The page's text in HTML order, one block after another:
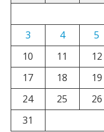
3
4 5
10
11 12
17
18 19
24
25 26
31